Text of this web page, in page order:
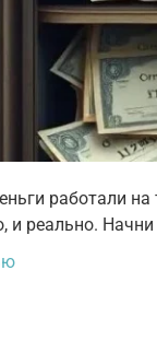
работали на
и реально.